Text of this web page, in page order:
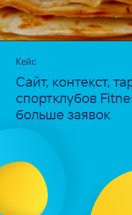
Кейс
Сайт, контекст,
спортклубов
больше заявок